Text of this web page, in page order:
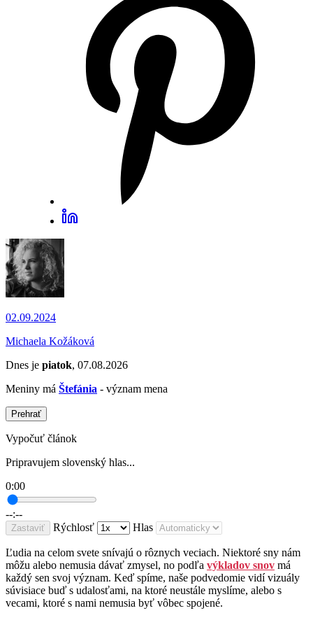
02.09.2024
Michaela Kožáková
Dnes je piatok, 07.08.2026
Meniny má Štefánia - význam mena
Prehrať
Vypočuť článok
Pripravujem slovenský hlas...
0:00
--:--
Zastaviť Rýchlosť Hlas
Ľudia na celom svete snívajú o rôznych veciach. Niektoré sny nám
môžu alebo nemusia dávať zmysel, no podľa výkladov snov má
každý sen svoj význam. Keď spíme, naše podvedomie vidí vizuály
súvisiace buď s udalosťami, na ktoré neustále myslíme, alebo s
vecami, ktoré s nami nemusia byť vôbec spojené.